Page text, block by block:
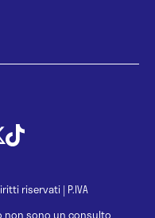
riservati| P.IVA
non sono un consulto